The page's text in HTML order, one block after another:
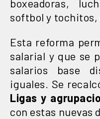
boxeadoras,
softbol y tochitos,
Esta reforma
salarial y que se
salarios base
iguales. Se
Ligas y
con estas nuevas